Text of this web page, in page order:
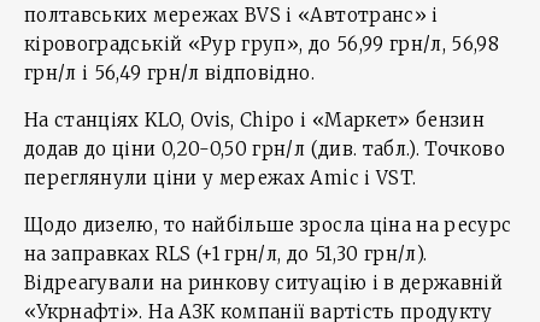
полтавських мережах BVS і «Автотранс» і
кіровоградській «Рур груп», до 56,99 грн/л, 56,98
грн/л і 56,49 грн/л відповідно.
На станціях KLO, Ovis, Chipo і «Маркет» бензин
додав до ціни 0,20-0,50 грн/л (див. табл.). Точково
переглянули ціни у мережах Amic і VST.
Щодо дизелю, то найбільше зросла ціна на ресурс
на заправках RLS (+1 грн/л, до 51,30 грн/л).
Відреагували на ринкову ситуацію і в державній
«Укрнафті». На АЗК компанії вартість продукту